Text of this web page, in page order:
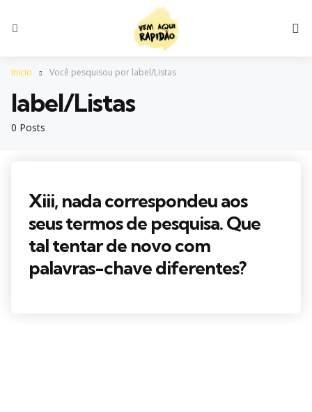
Início Você pesquisou por label/Listas
0 Posts
label/Listas
Xiii, nada correspondeu aos
seus termos de pesquisa. Que
tal tentar de novo com
palavras-chave diferentes?